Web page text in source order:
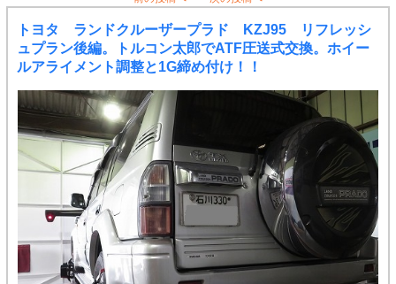
トヨタ ランドクルーザープラド KZJ95 リフレッシ
ュプラン後編。トルコン太郎でATF圧送式交換。ホイー
ルアライメント調整と1G締め付け！！